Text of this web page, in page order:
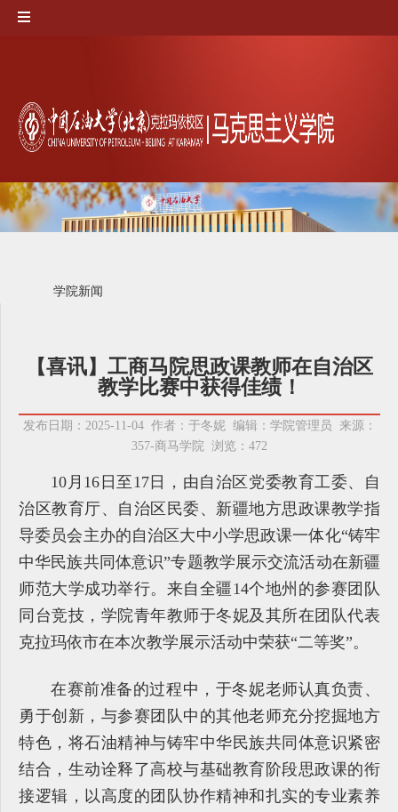
学院新闻
【喜讯】工商马院思政课教师在自治区
教学比赛中获得佳绩！
发布日期：2025-11-04 作者：于冬妮 编辑：学院管理员 来源：
357-商马学院 浏览： 472
10月16日至17日，由自治区党委教育工委、自
治区教育厅、自治区民委、新疆地方思政课教学指
导委员会主办的自治区大中小学思政课一体化“铸牢
中华民族共同体意识”专题教学展示交流活动在新疆
师范大学成功举行。来自全疆14个地州的参赛团队
同台竞技，学院青年教师于冬妮及其所在团队代表
克拉玛依市在本次教学展示活动中荣获“二等奖”。
在赛前准备的过程中，于冬妮老师认真负责、
勇于创新，与参赛团队中的其他老师充分挖掘地方
特色，将石油精神与铸牢中华民族共同体意识紧密
结合，生动诠释了高校与基础教育阶段思政课的衔
接逻辑，以高度的团队协作精神和扎实的专业素养